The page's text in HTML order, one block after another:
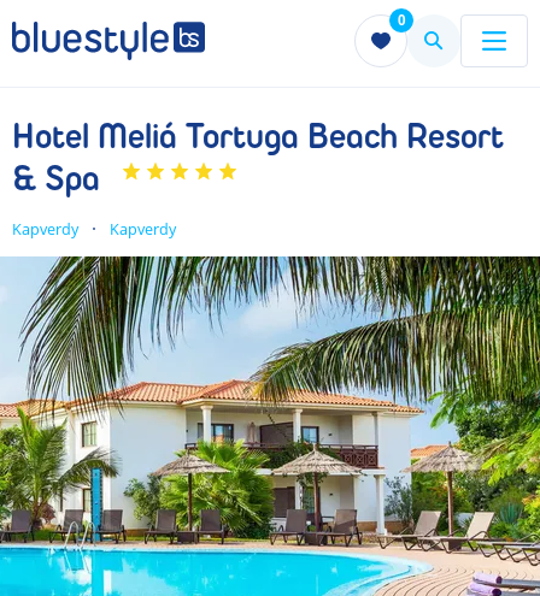
0
Menu Menu
Hotel Meliá Tortuga Beach Resort
& Spa
Kapverdy Kapverdy